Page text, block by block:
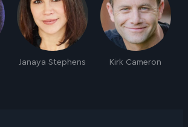
Janaya Stephens Kirk Cameron